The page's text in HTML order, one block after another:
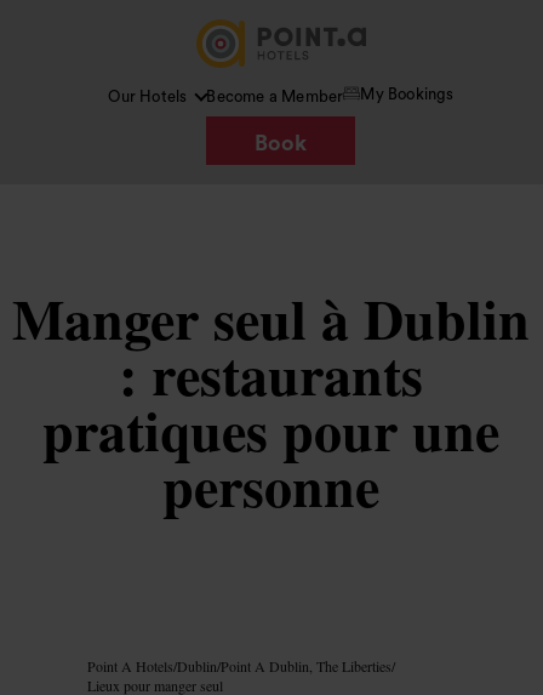
Our Hotels Become a Member My Bookings
Book
Manger seul à Dublin
: restaurants
pratiques pour une
personne
Point A Hotels/Dublin/Point A Dublin, The Liberties/
Lieux pour manger seul